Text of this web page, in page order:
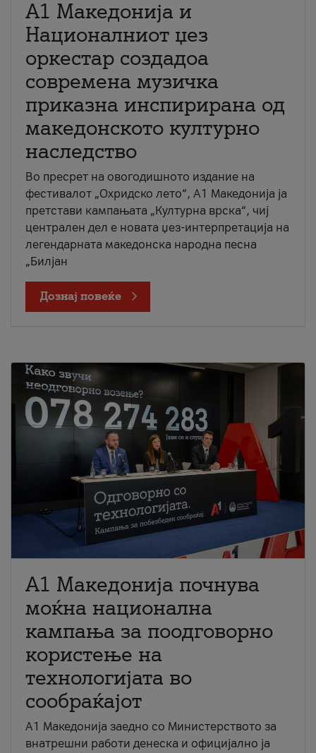
А1 Македонија и
Националниот џез
оркестар создадоа
современа музичка
приказна инспирирана од
македонското културно
наследство
Во пресрет на овогодишното издание на
фестивалот „Охридско лето“, А1 Македонија ја
претстави кампањата „Културна врска“, чиј
централен дел е новата џез-интерпретација на
легендарната македонска народна песна
„Билјан
Дознај повеќе
A1 Македонија почнува
моќна национална
кампања за поодговорно
користење на
технологијата во
сообраќајот
A1 Македонија заедно со Министерството за
внатрешни работи денеска и официјално ја